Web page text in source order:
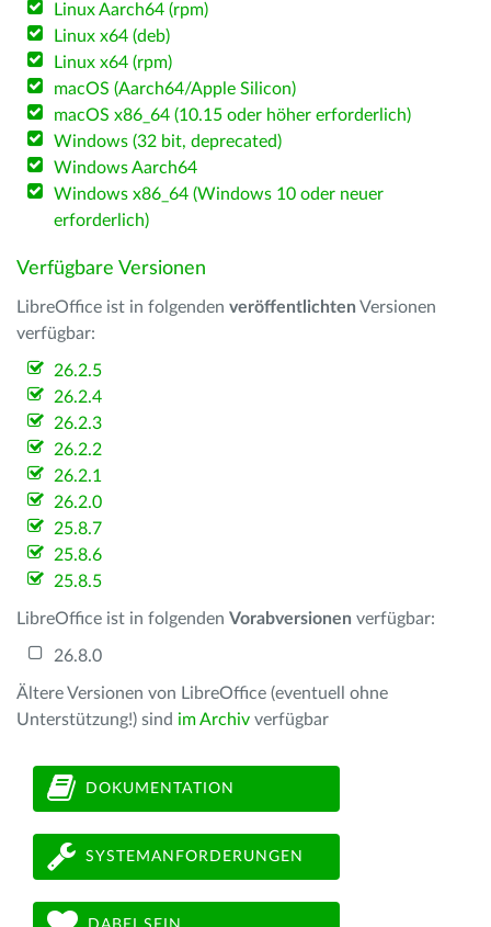
Linux Aarch64 (rpm)
Linux x64 (deb)
Linux x64 (rpm)
macOS (Aarch64/Apple Silicon)
macOS x86_64 (10.15 oder höher erforderlich)
Windows (32 bit, deprecated)
Windows Aarch64
Windows x86_64 (Windows 10 oder neuer
erforderlich)
Verfügbare Versionen
LibreOffice ist in folgenden veröffentlichten Versionen
verfügbar:
26.2.5
26.2.4
26.2.3
26.2.2
26.2.1
26.2.0
25.8.7
25.8.6
25.8.5
LibreOffice ist in folgenden Vorabversionen verfügbar:
26.8.0
Ältere Versionen von LibreOffice (eventuell ohne
Unterstützung!) sind im Archiv verfügbar
DOKUMENTATION
SYSTEMANFORDERUNGEN